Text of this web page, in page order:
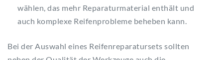
wählen, das mehr Reparaturmaterial enthält und
auch komplexe Reifenprobleme beheben kann.
Bei der Auswahl eines Reifenreparatursets sollten